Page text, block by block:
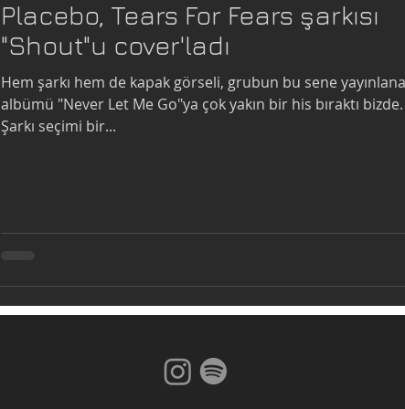
Placebo, Tears For Fears şarkısı
"Shout"u cover'ladı
Hem şarkı hem de kapak görseli, grubun bu sene
albümü "Never Let Me Go"ya çok yakın bir his bıraktı bizde.
Şarkı seçimi bir...